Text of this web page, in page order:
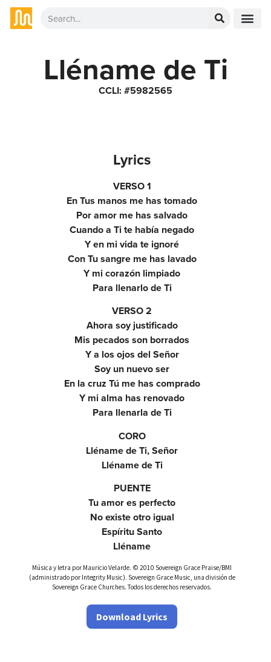
Lléname de Ti
CCLI: #5982565
Lyrics
VERSO 1
En Tus manos me has tomado
Por amor me has salvado
Cuando a Ti te había negado
Y en mi vida te ignoré
Con Tu sangre me has lavado
Y mi corazón limpiado
Para llenarlo de Ti
VERSO 2
Ahora soy justificado
Mis pecados son borrados
Y a los ojos del Señor
Soy un nuevo ser
En la cruz Tú me has comprado
Y mi alma has renovado
Para llenarla de Ti
CORO
Lléname de Ti, Señor
Lléname de Ti
PUENTE
Tu amor es perfecto
No existe otro igual
Espíritu Santo
Lléname
Música y letra por Mauricio Velarde. © 2010 Sovereign Grace Praise/BMI
(administrado por Integrity Music). Sovereign Grace Music, una división de
Sovereign Grace Churches. Todos los derechos reservados.
Download Lyrics